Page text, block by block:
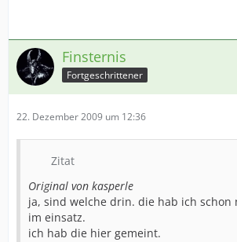
Finsternis
Fortgeschrittener
22. Dezember 2009 um 12:36
Zitat
Original von kasperle
ja, sind welche drin. die hab ich schon
im einsatz.
ich hab die hier gemeint.